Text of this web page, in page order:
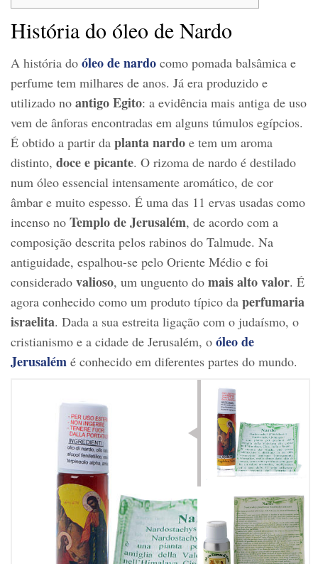
História do óleo de Nardo
A história do óleo de nardo como pomada balsâmica e
perfume tem milhares de anos. Já era produzido e
utilizado no antigo Egito: a evidência mais antiga de uso
vem de ânforas encontradas em alguns túmulos egípcios.
É obtido a partir da planta nardo e tem um aroma
distinto, doce e picante. O rizoma de nardo é destilado
num óleo essencial intensamente aromático, de cor
âmbar e muito espesso. É uma das 11 ervas usadas como
incenso no Templo de Jerusalém, de acordo com a
composição descrita pelos rabinos do Talmude. Na
antiguidade, espalhou-se pelo Oriente Médio e foi
considerado valioso, um unguento do mais alto valor. É
agora conhecido como um produto típico da perfumaria
israelita. Dada a sua estreita ligação com o judaísmo, o
cristianismo e a cidade de Jerusalém, o óleo de
Jerusalém é conhecido em diferentes partes do mundo.